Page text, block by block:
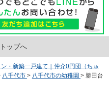
ップへ
・新築一戸建て｜仲介0円団（ちゅ
八千代市 > 八千代市の幼稚園 > 勝田台